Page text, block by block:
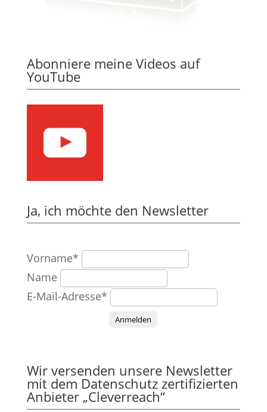
Abonniere meine Videos auf
YouTube
Ja, ich möchte den Newsletter
Vorname*
Name
E-Mail-Adresse*
Anmelden
Wir versenden unsere Newsletter
mit dem Datenschutz zertifizierten
Anbieter „Cleverreach“